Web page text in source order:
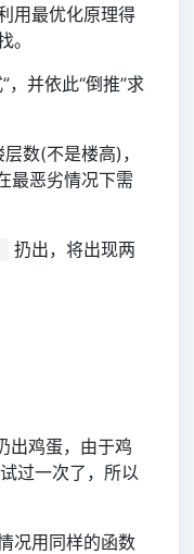
用最优化原理得
。
，并依此“倒推”求
数(不是楼高)，
最恶劣情况下需
扔出，将出现两
出鸡蛋，由于鸡
过一次了，所以
况用同样的函数